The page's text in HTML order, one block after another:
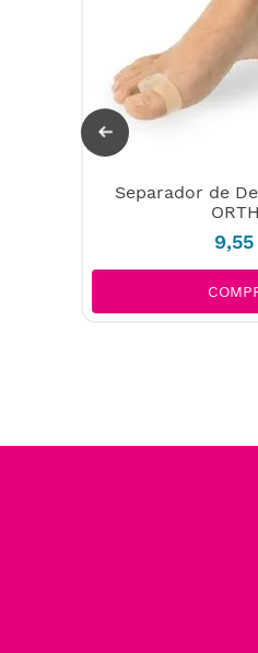
Separador de
9,55